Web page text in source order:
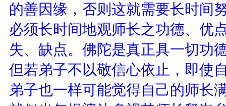
的善因缘，否则这就需要长时间
必须长时间地观师长之功德、优
失、缺点。佛陀是真正具一切功
但若弟子不以敬信心依止，即使
弟子也一样可能觉得自己的师长